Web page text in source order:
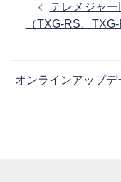
ナ
ビ
ゲ
テレメジャ
（TXG-RS、
オンラインアップ